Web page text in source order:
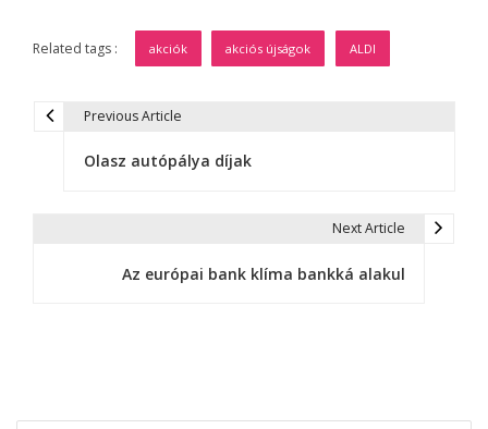
Related tags : akciók akciós újságok ALDI
Previous Article
Olasz autópálya díjak
Next Article
Az európai bank klíma bankká alakul